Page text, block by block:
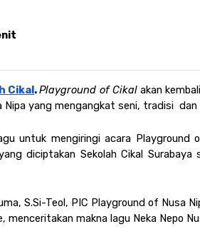
Cikal. Playground of Cikal akan
yang mengangkat seni, tradisi  dan
untuk mengiringi acara Playground
diciptakan Sekolah Cikal
S.Si-Teol, PIC Playground of Nusa
menceritakan makna lagu Neka Nepo